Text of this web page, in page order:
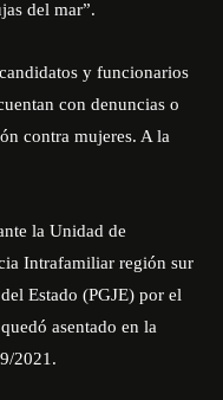
del mar”.
y funcionarios
con denuncias o
contra mujeres. A la
la Unidad de
Intrafamiliar región sur
Estado (PGJE) por el
asentado en la
2021.